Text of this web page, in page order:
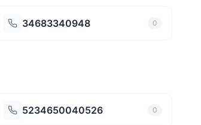
34683340948 0
5234650040526 0